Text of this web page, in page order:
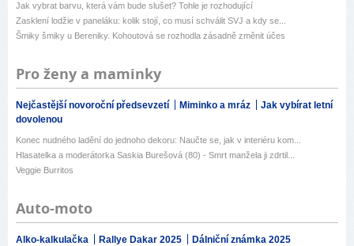
Jak vybrat barvu, která vám bude slušet? Tohle je rozhodující
Zasklení lodžie v paneláku: kolik stojí, co musí schválit SVJ a kdy se...
Šmiky šmiky u Bereniky. Kohoutová se rozhodla zásadně změnit účes
Pro ženy a maminky
Nejčastější novoroční předsevzetí Miminko a mráz
Jak vybírat letní
dovolenou
Konec nudného ladění do jednoho dekoru: Naučte se, jak v interiéru kom...
Hlasatelka a moderátorka Saskia Burešová (80) - Smrt manžela ji zdrtil...
Veggie Burritos
Auto-moto
Alko-kalkulačka Rallye Dakar 2025 Dálniční známka 2025